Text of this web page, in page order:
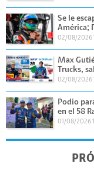
Se le
América;
02/08/2026
Max
Trucks,
02/08/2026
Podio
en el 58
01/08/2026